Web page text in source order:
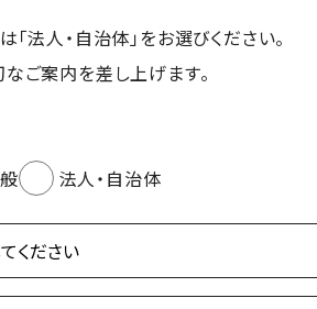
法人・自治体」をお選びください。
ご案内を差し上げます。
法人・自治体